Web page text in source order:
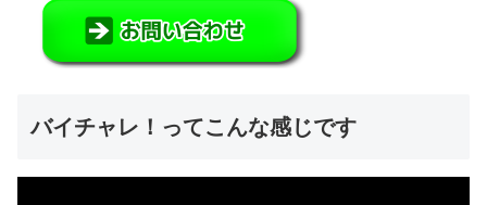
バイチャレ！ってこんな感じです